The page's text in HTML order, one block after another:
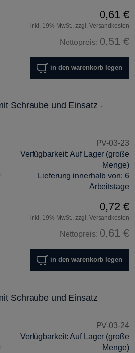
0,61 €
inkl. 19% MwSt., zzgl. Versandkosten
Nettopreis: 0,51 €
in den warenkorb legen
Schraube und Einsatz -
PV-03-23
Verfügbarkeit: Auf Lager (große
Menge)
Lieferung innerhalb von: 6
Arbeitstage
0,72 €
inkl. 19% MwSt., zzgl. Versandkosten
Nettopreis: 0,61 €
in den warenkorb legen
Schraube und Einsatz
PV-03-24
Verfügbarkeit: Auf Lager (große
Menge)